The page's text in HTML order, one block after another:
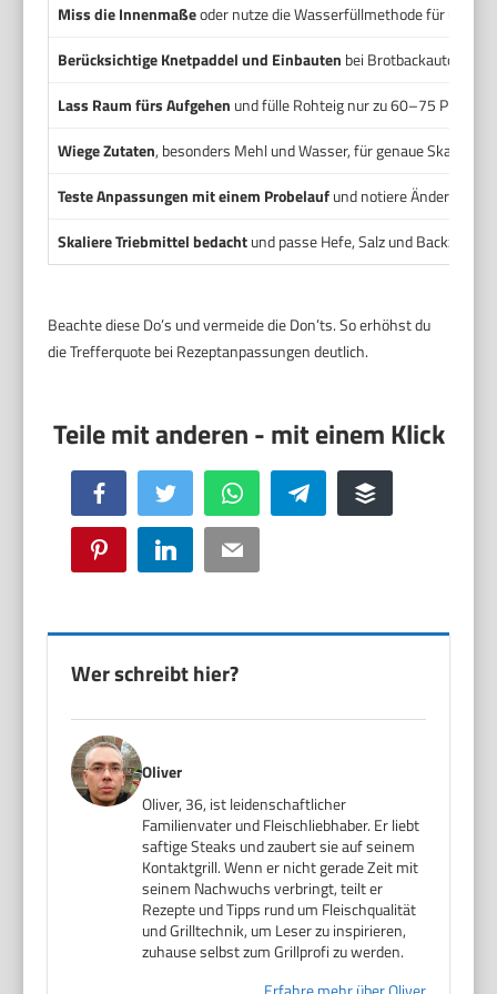
Miss die Innenmaßeoder nutze die Wasserfüllmethode für
Berücksichtige Knetpaddel und Einbauten bei
Lass Raum fürs Aufgehen und fülle Rohteig nur zu 60–75 Prozent
Wiege Zutaten, besonders Mehl und Wasser, für genaue
Teste Anpassungen mit einem Probelaufund notiere
Skaliere Triebmittel bedachtund passe Hefe, Salz und Backzeit
Beachte diese Do’s und vermeide die Don’ts. So erhöhst du
die Trefferquote bei Rezeptanpassungen deutlich.
Facebook Twitter WhatsApp Telegram Buffer
Pinterest LinkedIn Email
Wer schreibt hier?
Oliver
Oliver, 36, ist leidenschaftlicher
Familienvater und Fleischliebhaber. Er liebt
saftige Steaks und zaubert sie auf seinem
Kontaktgrill. Wenn er nicht gerade Zeit mit
seinem Nachwuchs verbringt, teilt er
Rezepte und Tipps rund um Fleischqualität
und Grilltechnik, um Leser zu inspirieren,
zuhause selbst zum Grillprofi zu werden.